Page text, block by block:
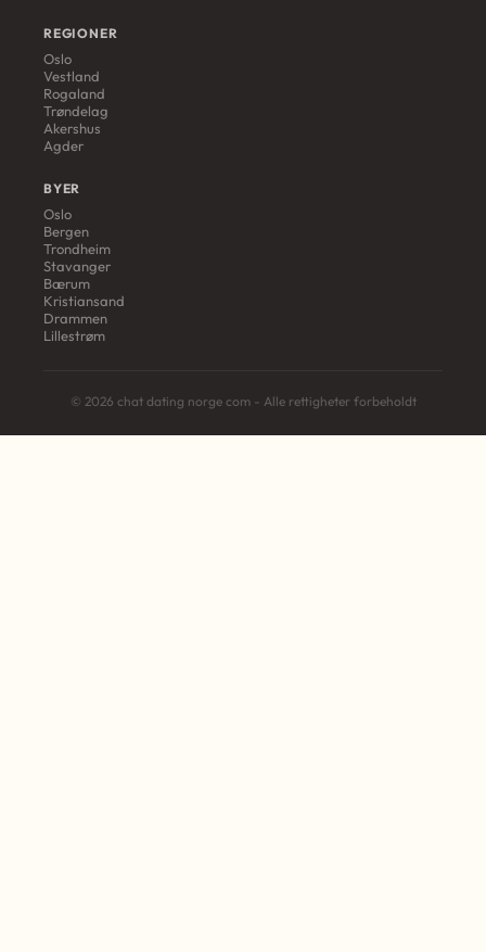
REGIONER
Oslo
Vestland
Rogaland
Trøndelag
Akershus
Agder
BYER
Oslo
Bergen
Trondheim
Stavanger
Bærum
Kristiansand
Drammen
Lillestrøm
© 2026 chat dating norge com - Alle rettigheter forbeholdt